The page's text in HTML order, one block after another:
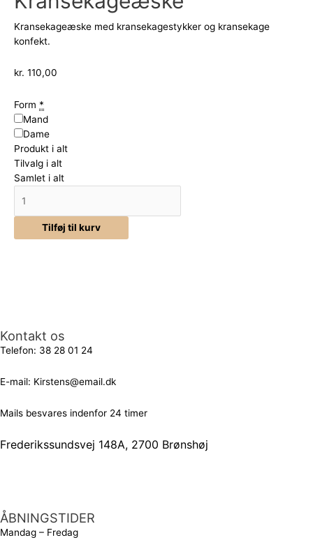
Kransekageæske med kransekagestykker og kransekage
konfekt.
kr. 110,00
Form *
Mand
Dame
Produkt i alt
Tilvalg i alt
Samlet i alt
Tilføj til kurv
Kontakt os
Telefon: 38 28 01 24
E-mail: Kirstens@email.dk
Mails besvares indenfor 24 timer
Frederikssundsvej 148A, 2700 Brønshøj
ÅBNINGSTIDER
Mandag – Fredag